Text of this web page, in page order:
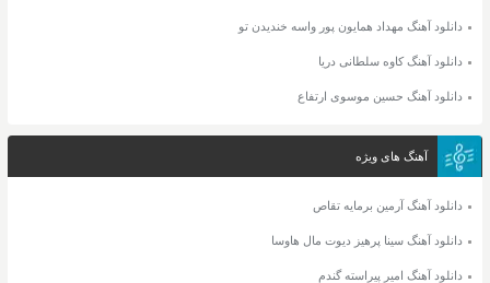
دانلود آهنگ مهداد همایون پور واسه خندیدن تو
دانلود آهنگ کاوه سلطانی دریا
دانلود آهنگ حسین موسوی ارتفاع
آهنگ های ویژه
دانلود آهنگ آرمین برمایه تقاص
دانلود آهنگ سینا پرهیز دیوت مال هاوسا
دانلود آهنگ امیر پیراسته گندم